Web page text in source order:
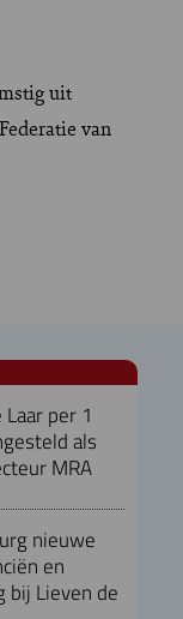
uit
van
per 1
als
MRA
nieuwe
en
bij Lieven de